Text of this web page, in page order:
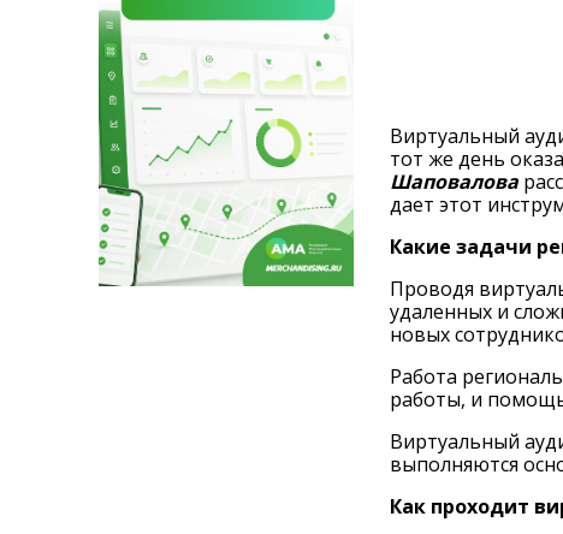
Виртуальный
тот же день
Шаповалова
дает этот
Какие задачи
Проводя
удаленных и
новых
Работа
работы, и помощь
Виртуальный
выполняются
Как проходит